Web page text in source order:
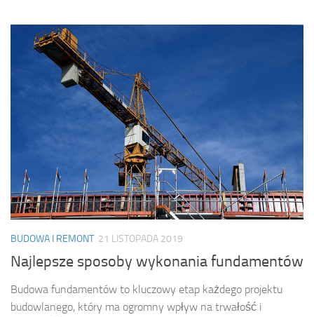
BUDOWA I REMONT 21 LISTOPADA 2019
Najlepsze sposoby wykonania fundamentów
Budowa fundamentów to kluczowy etap każdego projektu
budowlanego, który ma ogromny wpływ na trwałość i